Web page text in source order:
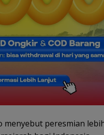
menyebut peresmian